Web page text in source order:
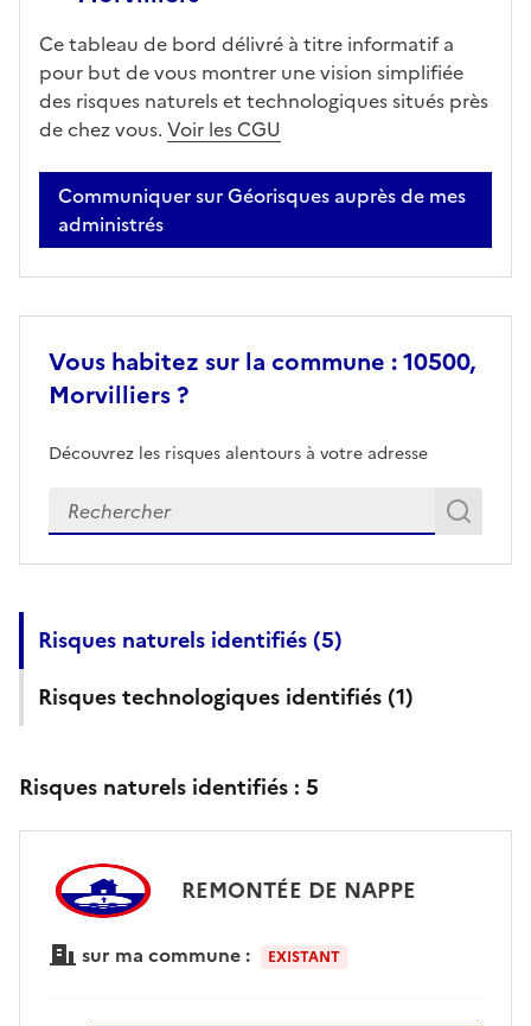
Ce tableau de bord délivré à titre informatif a
pour but de vous montrer une vision simplifiée
des risques naturels et technologiques situés près
de chez vous. Voir les CGU
Communiquer sur Géorisques auprès de mes
administrés
Vous habitez sur la commune : 10500,
Morvilliers ?
Découvrez les risques alentours à votre adresse
Veuillez renseigner votre adresse exacte
Risques naturels identifiés (5)
Risques technologiques identifiés (1)
Risques naturels identifiés : 5
REMONTÉE DE NAPPE
sur ma commune : EXISTANT